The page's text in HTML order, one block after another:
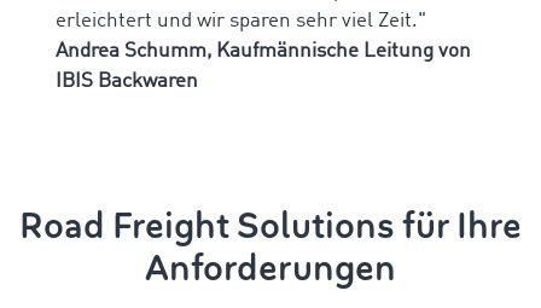
erleichtert und wir sparen sehr viel Zeit."
Andrea Schumm, Kaufmännische Leitung von
IBIS Backwaren
Road Freight Solutions für Ihre
Anforderungen